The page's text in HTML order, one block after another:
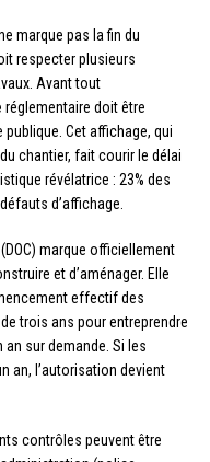
marque pas la fin du
respecter plusieurs
Avant tout
réglementaire doit être
Cet affichage, qui
chantier, fait courir le délai
révélatrice : 23% des
d’affichage.
(DOC) marque officiellement
et d’aménager. Elle
effectif des
trois ans pour entreprendre
sur demande. Si les
an, l’autorisation devient
contrôles peuvent être